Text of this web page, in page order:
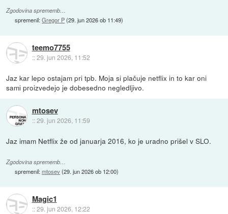
Zgodovina sprememb…
spremenil:Gregor P(29. jun 2026 ob 11:49)
teemo7755
::29. jun 2026, 11:52
Jaz kar lepo ostajam pri tpb. Moja si plačuje netflix in to kar oni
sami proizvedejo je dobesedno negledljivo.
mtosev
::29. jun 2026, 11:59
Jaz imam Netflix že od januarja 2016, ko je uradno prišel v SLO.
Zgodovina sprememb…
spremenil:mtosev(29. jun 2026 ob 12:00)
Magic1
::29. jun 2026, 12:22